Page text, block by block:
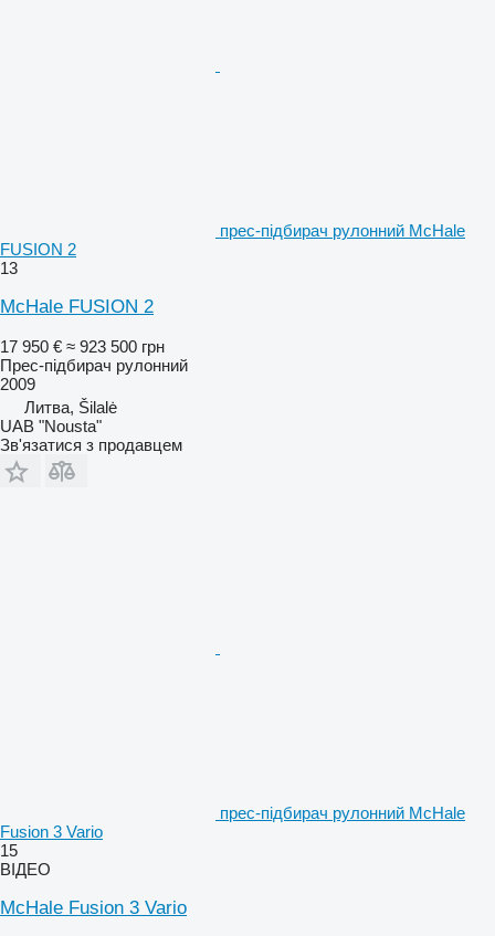
прес-підбирач рулонний McHale
FUSION 2
13
McHale FUSION 2
17 950 € ≈ 923 500 грн
Прес-підбирач рулонний
2009
Литва, Šilalė
UAB "Nousta"
Зв'язатися з продавцем
прес-підбирач рулонний McHale
Fusion 3 Vario
15
ВІДЕО
McHale Fusion 3 Vario